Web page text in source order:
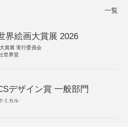
一覧
界絵画大賞展 2026
賞展 実行委員会
世界堂
デザイン賞 一般部門
ミカル